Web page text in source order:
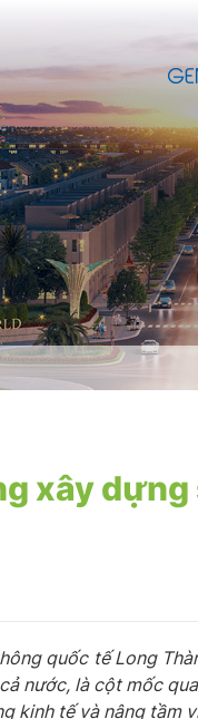
xây dựng
quốc tế Long
nước, là cột mốc
kinh tế và nâng tầm